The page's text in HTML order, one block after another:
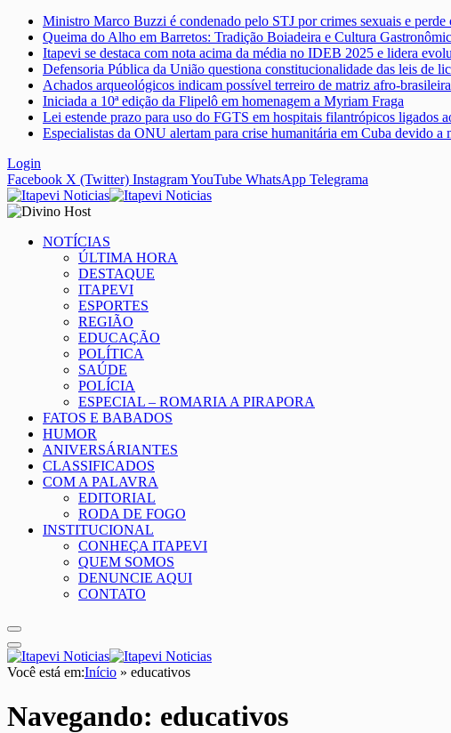
Ministro Marco Buzzi é condenado pelo STJ por crimes sexuais e perde
Queima do Alho em Barretos: Tradição Boiadeira e Cultura
Itapevi se destaca com nota acima da média no IDEB 2025 e lidera
Defensoria Pública da União questiona constitucionalidade das leis de
Achados arqueológicos indicam possível terreiro de matriz afro-
Iniciada a 10ª edição da Flipelô em homenagem a Myriam Fraga
Lei estende prazo para uso do FGTS em hospitais filantrópicos ligados
Especialistas da ONU alertam para crise humanitária em Cuba devido a
Login
Facebook X (Twitter) InstagramYouTube WhatsApp Telegrama
NOTÍCIAS
ÚLTIMA HORA
DESTAQUE
ITAPEVI
ESPORTES
REGIÃO
EDUCAÇÃO
POLÍTICA
SAÚDE
POLÍCIA
ESPECIAL – ROMARIA A PIRAPORA
FATOS E BABADOS
HUMOR
ANIVERSÁRIANTES
CLASSIFICADOS
COM A PALAVRA
EDITORIAL
RODA DE FOGO
INSTITUCIONAL
CONHEÇA ITAPEVI
QUEM SOMOS
DENUNCIE AQUI
CONTATO
Você está em:Início » educativos
Navegando: educativos